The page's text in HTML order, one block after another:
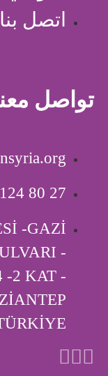
اتصل بنا
تواصل
80 27
-GAZİ
-
-2 KAT -